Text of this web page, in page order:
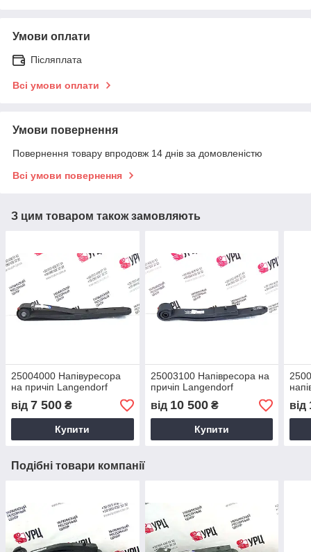
Умови оплати
Післяплата
Всі умови оплати
Умови повернення
Повернення товару впродовж 14 днів за домовленістю
Всі умови повернення
З цим товаром також замовляють
25004000 Напівуресора
на причіп Langendorf
від 7 500 ₴
Купити
25003100 Напівресора на
причіп Langendorf
від 10 500₴
Купити
від
Подібні товари компанії